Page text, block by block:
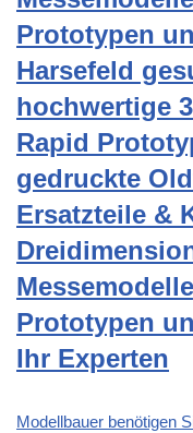
Prototypen
Harsefeld
hochwertige
Rapid
gedruckte
Ersatzteile &
Prototypen
Ihr Experten
Modellbauer benötigen